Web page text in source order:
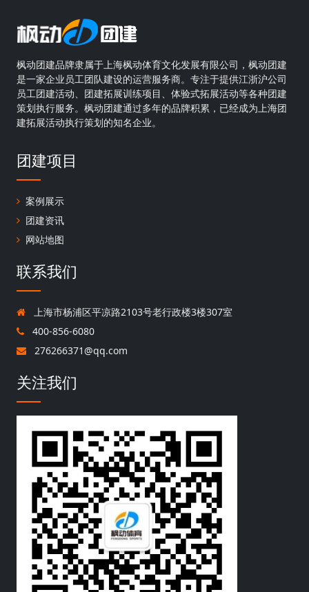
枫动团建品牌隶属于上海枫动体育文化发展有限公司，枫动团建
是一家企业员工团队建设的运营服务商。专注于提供江浙沪公司
员工团建活动、团建拓展训练项目、体验式拓展活动等各种团建
策划执行服务。枫动团建通过多年的品牌积累，已经成为上海团
建拓展活动执行策划的知名企业。
团建项目
案例展示
团建资讯
网站地图
联系我们
上海市杨浦区平凉路2103号老行政楼3楼307室
400-856-6080
276266371@qq.com
关注我们